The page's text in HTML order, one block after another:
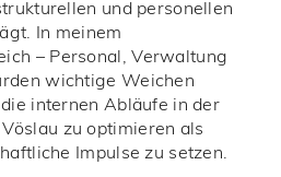
und personellen
In meinem
– Personal, Verwaltung
wichtige Weichen
internen Abläufe in der
zu optimieren als
Impulse zu setzen.